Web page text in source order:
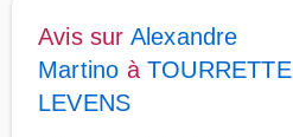
Avis sur Alexandre
Martino àTOURRETTE
LEVENS